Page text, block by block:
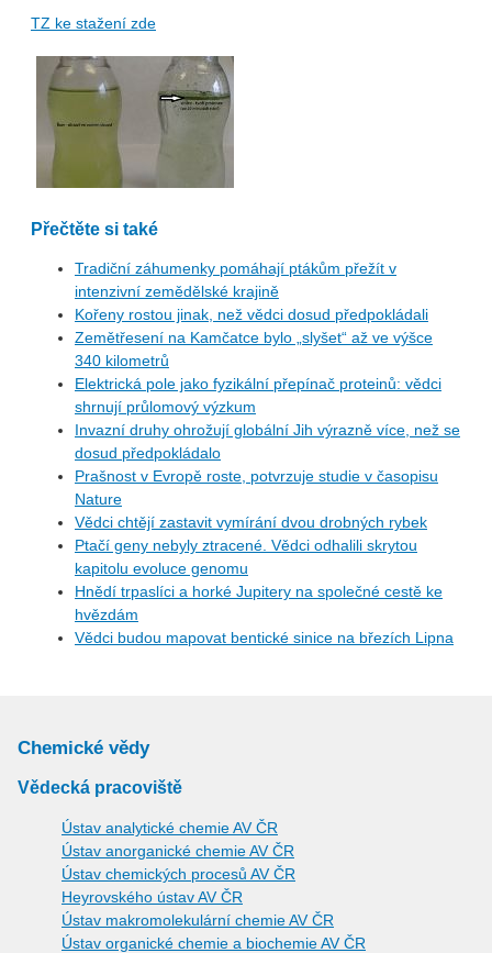
TZ ke stažení zde
Přečtěte si také
Tradiční záhumenky pomáhají ptákům přežít v
intenzivní zemědělské krajině
Kořeny rostou jinak, než vědci dosud předpokládali
Zemětřesení na Kamčatce bylo „slyšet“ až ve výšce
340 kilometrů
Elektrická pole jako fyzikální přepínač proteinů: vědci
shrnují průlomový výzkum
Invazní druhy ohrožují globální Jih výrazně více, než se
dosud předpokládalo
Prašnost v Evropě roste, potvrzuje studie v časopisu
Nature
Vědci chtějí zastavit vymírání dvou drobných rybek
Ptačí geny nebyly ztracené. Vědci odhalili skrytou
kapitolu evoluce genomu
Hnědí trpaslíci a horké Jupitery na společné cestě ke
hvězdám
Vědci budou mapovat bentické sinice na březích Lipna
Chemické vědy
Vědecká pracoviště
Ústav analytické chemie AV ČR
Ústav anorganické chemie AV ČR
Ústav chemických procesů AV ČR
Heyrovského ústav AV ČR
Ústav makromolekulární chemie AV ČR
Ústav organické chemie a biochemie AV ČR